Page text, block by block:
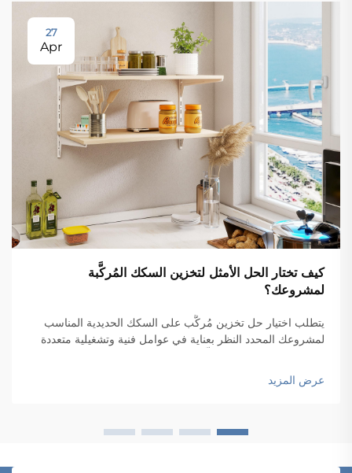
27
Apr
كيف تختار الحل الأمثل لتخزين السكك المُركَّبة
لمشروعك؟
يتطلب اختيار حل تخزين مُركَّب على السكك الحديدية المناسب
لمشروعك المحدد النظر بعناية في عوامل فنية وتشغيلية متعددة
الطويل. وتتضمن عملية اتخاذ القرار...
عرض المزيد